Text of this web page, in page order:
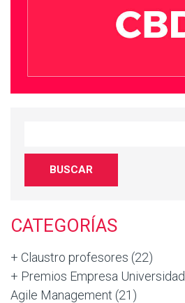
CATEGORÍAS
+ Claustro profesores (22)
+ Premios Empresa Universidad
Agile Management (21)